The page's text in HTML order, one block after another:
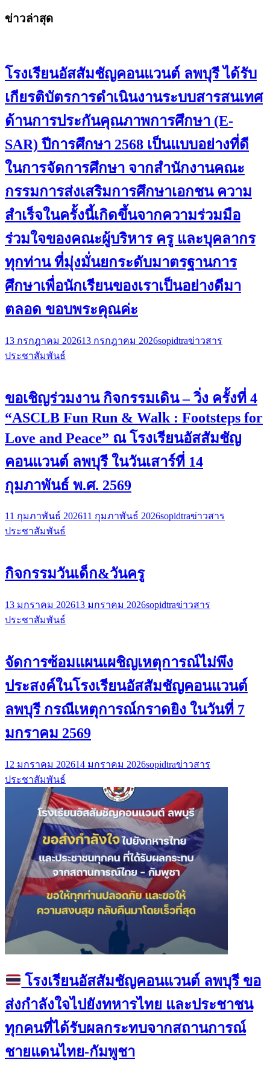
ข่าวล่าสุด
โรงเรียนอัสสัมชัญคอนแวนต์ ลพบุรี ได้รับ
เกียรติบัตรการดำเนินงานระบบสารสนเทศ
ด้านการประกันคุณภาพการศึกษา (E-
SAR) ปีการศึกษา 2568 เป็นแบบอย่างที่ดี
ในการจัดการศึกษา จากสำนักงานคณะ
กรรมการส่งเสริมการศึกษาเอกชน ความ
สำเร็จในครั้งนี้เกิดขึ้นจากความร่วมมือ
ร่วมใจของคณะผู้บริหาร ครู และบุคลากร
ทุกท่าน ที่มุ่งมั่นยกระดับมาตรฐานการ
ศึกษาเพื่อนักเรียนของเราเป็นอย่างดีมา
ตลอด ขอบพระคุณค่ะ
13 กรกฎาคม 202613 กรกฎาคม 2026sopidtraข่าวสาร
ประชาสัมพันธ์
ขอเชิญร่วมงาน กิจกรรมเดิน – วิ่ง ครั้งที่ 4
“ASCLB Fun Run & Walk : Footsteps for
Love and Peace” ณ โรงเรียนอัสสัมชัญ
คอนแวนต์ ลพบุรี ในวันเสาร์ที่ 14
กุมภาพันธ์ พ.ศ. 2569
11 กุมภาพันธ์ 202611 กุมภาพันธ์ 2026sopidtraข่าวสาร
ประชาสัมพันธ์
กิจกรรมวันเด็ก&วันครู
13 มกราคม 202613 มกราคม 2026sopidtraข่าวสาร
ประชาสัมพันธ์
จัดการซ้อมแผนเผชิญเหตุการณ์ไม่พึง
ประสงค์ในโรงเรียนอัสสัมชัญคอนแวนต์
ลพบุรี กรณีเหตุการณ์กราดยิง ในวันที่ 7
มกราคม 2569
12 มกราคม 202614 มกราคม 2026sopidtraข่าวสาร
ประชาสัมพันธ์
โรงเรียนอัสสัมชัญคอนแวนต์ ลพบุรี ขอ
ส่งกำลังใจไปยังทหารไทย และประชาชน
ทุกคนที่ได้รับผลกระทบจากสถานการณ์
ชายแดนไทย-กัมพูชา